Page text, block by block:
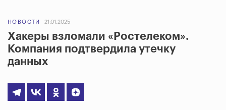
НОВОСТИ 21.01.2025
Хакеры взломали «Ростелеком».
Компания подтвердила утечку
данных